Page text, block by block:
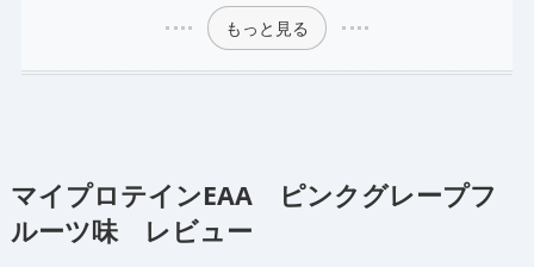
もっと見る
マイプロテインEAA ピンクグレープフ
ルーツ味 レビュー